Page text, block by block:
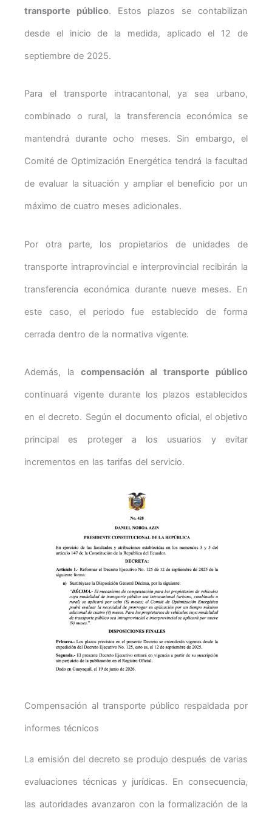
transporte público. Estos plazos se contabilizan
desde el inicio de la medida, aplicado el 12 de
septiembre de 2025.
Para el transporte intracantonal, ya sea urbano,
combinado o rural, la transferencia económica se
mantendrá durante ocho meses. Sin embargo, el
Comité de Optimización Energética tendrá la facultad
de evaluar la situación y ampliar el beneficio por un
máximo de cuatro meses adicionales.
Por otra parte, los propietarios de unidades de
transporte intraprovincial e interprovincial recibirán la
transferencia económica durante nueve meses. En
este caso, el periodo fue establecido de forma
cerrada dentro de la normativa vigente.
Además, la compensación al transporte público
continuará vigente durante los plazos establecidos
en el decreto. Según el documento oficial, el objetivo
principal es proteger a los usuarios y evitar
incrementos en las tarifas del servicio.
Compensación al transporte público respaldada por
informes técnicos
La emisión del decreto se produjo después de varias
evaluaciones técnicas y jurídicas. En consecuencia,
las autoridades avanzaron con la formalización de la